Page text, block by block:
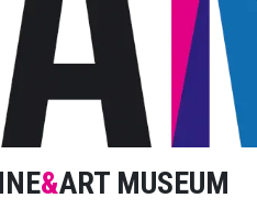
&ART MUSEUM